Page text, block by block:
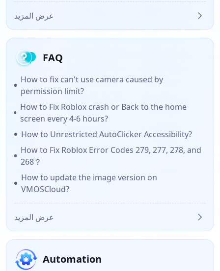
عرض المزيد
FAQ
How to fix can't use camera caused by
permission limit?
How to Fix Roblox crash or Back to the home
screen every 4-6 hours?
How to Unrestricted AutoClicker Accessibility?
How to Fix Roblox Error Codes 279, 277, 278, and
268？
How to update the image version on
VMOSCloud?
عرض المزيد
Automation